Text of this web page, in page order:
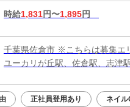
時給1,831円〜1,895円
千葉県佐倉市 ※こちらは募集エ
ユーカリが丘駅、佐倉駅、志津
正社員登用あり ネイル